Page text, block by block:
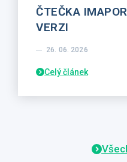
ČTEČKA
VERZI
26. 06. 2026
Celý článek